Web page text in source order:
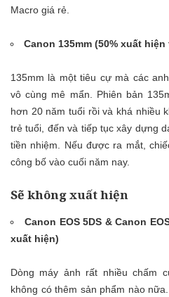
Macro giá rẻ.
Canon 135mm (50% xuất
135mm là một tiêu cự mà các
vô cùng mê mẩn. Phiên bản
hơn 20 năm tuổi rồi và khá nhiều
trẻ tuổi, đến và tiếp tục xây dựng
tiền nhiệm. Nếu được ra mắt,
công bố vào cuối năm nay.
Sẽ không xuất hiện
Canon EOS 5DS & Canon
xuất hiện)
Dòng máy ảnh rất nhiều chấm
không có thêm sản phẩm nào